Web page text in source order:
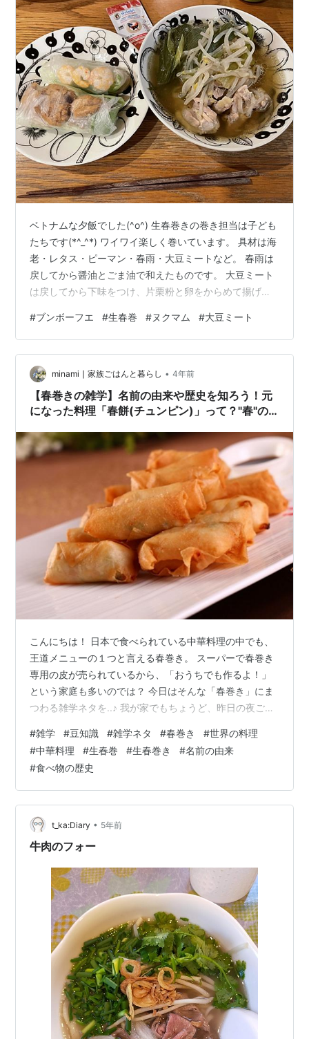
ベトナムな夕飯でした(^o^) 生春巻きの巻き担当は子ども
たちです(*^_^*) ワイワイ楽しく巻いています。 具材は海
老・レタス・ピーマン・春雨・大豆ミートなど。 春雨は
戻してから醤油とごま油で和えたものです。 大豆ミート
は戻してから下味をつけ、片栗粉と卵をからめて揚げ焼
おきます。 こちらは1.8ミリ。 その後、沸騰したお湯で
３分くらい茹でました。 いきなり熱湯に入れて茹でると
くっつきやすいでので。 フォーも一緒です。麺のサイズ
などで時間はまちまちですが(^_^;) フォーは平たい麺です
が、ブンは丸い麺です。 ブンを水に浸けている間に、
ス…
#ブンボーフエ #生春巻 #ヌクマム #大豆ミート
minami ∣ 家族ごはんと暮らし • 4年前
【春巻きの雑学】名前の由来や歴史を知ろう！元
になった料理「春餅(チュンピン)」って？"春"の
こんにちは！ 日本で食べられている中華料理の中でも、
王道メニューの１つと言える春巻き。 スーパーで春巻き
専用の皮が売られているから、「おうちでも作るよ！」
という家庭も多いのでは？ 今日はそんな「春巻き」にま
つわる雑学ネタを..♪ 我が家でもちょうど、昨日の夜ごは
くんだろう？」と感じて。 気になって、調べてみまし
た〜！ 元になった北京料理、春餅(チュンピン) 春巻き
は、中国料理の中でも、北京料理にカテゴライズされる
お料理です。 元になったのは、春餅(チュンピン)という
お料理なんだそう。 春餅(チュンピン)というのは、小麦
粉で作ったお餅のよう…
#雑学 #豆知識 #雑学ネタ #春巻き #世界の料理
#中華料理 #生春巻 #生春巻き #名前の由来
#食べ物の歴史
t_ka:Diary • 5年前
牛肉のフォー